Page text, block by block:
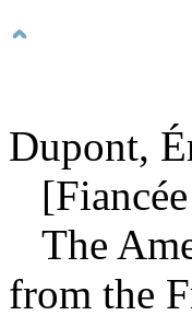
Dupont,
The
from the